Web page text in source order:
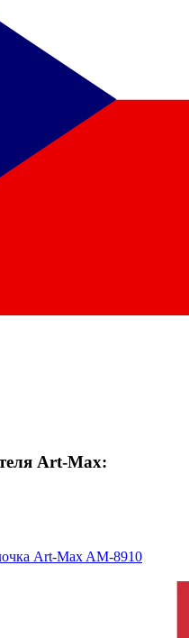
Art-Max:
Art-Max AM-8910